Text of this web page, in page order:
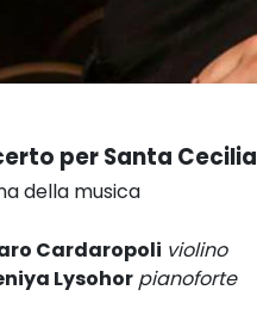
per Santa Cecilia
della musica
Cardaropoli violino
Lysohor pianoforte